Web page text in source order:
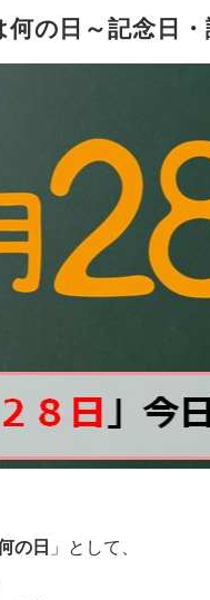
の日～記念日
の日 」として、